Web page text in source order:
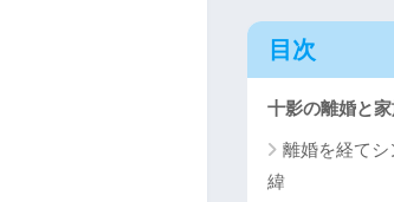
目次
十影の離婚と
離婚を経て
緯